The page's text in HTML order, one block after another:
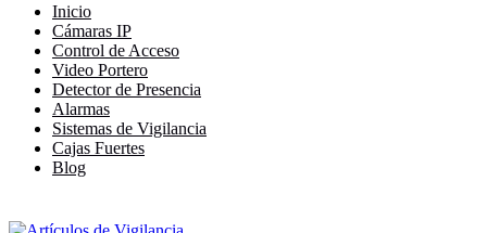
Inicio
Cámaras IP
Control de Acceso
Video Portero
Detector de Presencia
Alarmas
Sistemas de Vigilancia
Cajas Fuertes
Blog